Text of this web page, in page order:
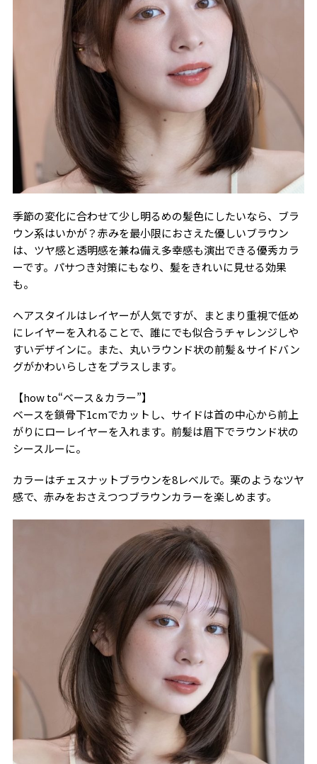
季節の変化に合わせて少し明るめの髪色にしたいなら、ブラ
ウン系はいかが？赤みを最小限におさえた優しいブラウン
は、ツヤ感と透明感を兼ね備え多幸感も演出できる優秀カラ
ーです。パサつき対策にもなり、髪をきれいに見せる効果
も。
ヘアスタイルはレイヤーが人気ですが、まとまり重視で低め
にレイヤーを入れることで、誰にでも似合うチャレンジしや
すいデザインに。また、丸いラウンド状の前髪＆サイドバン
グがかわいらしさをプラスします。
【how to“ベース＆カラー”】
ベースを鎖骨下1cmでカットし、サイドは首の中心から前上
がりにローレイヤーを入れます。前髪は眉下でラウンド状の
シースルーに。
カラーはチェスナットブラウンを8レベルで。栗のようなツヤ
感で、赤みをおさえつつブラウンカラーを楽しめます。